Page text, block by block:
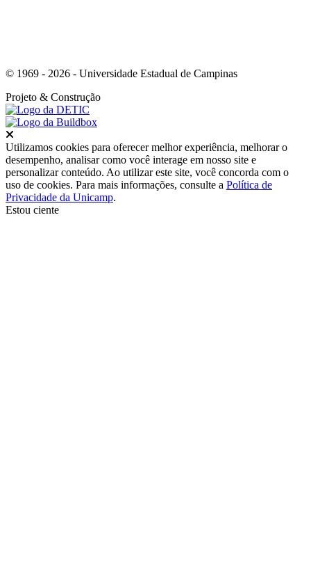
© 1969 - 2026 - Universidade Estadual de Campinas
Projeto & Construção
Utilizamos cookies para oferecer melhor experiência, melhorar o
desempenho, analisar como você interage em nosso site e
personalizar conteúdo. Ao utilizar este site, você concorda com o
uso de cookies. Para mais informações, consulte a Política de
Privacidade da Unicamp.
Estou ciente